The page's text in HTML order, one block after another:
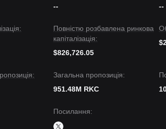
--
--
Повністю розбавлена ринкова
капіталізація:
$826,726.05
Загальна пропозиція:
951.48M RKC
Посилання: